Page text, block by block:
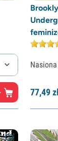
Nasiona
77,49